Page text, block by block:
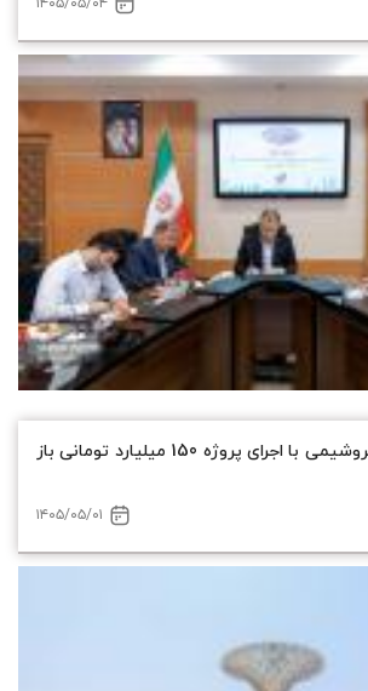
گره ترافیکی سه‌راه پتروشیمی با اجرای پروژه 150 میلیارد تومانی باز
۱۴۰۵/۰۵/۰۱